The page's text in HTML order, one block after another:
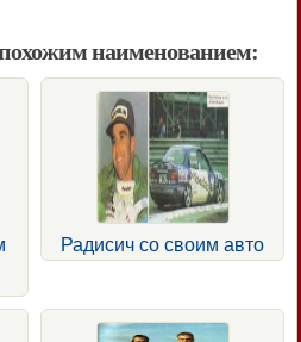
наименованием:
Радисич со своим авто